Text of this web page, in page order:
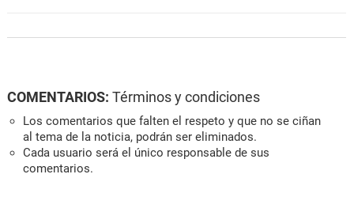
COMENTARIOS: Términos y condiciones
Los comentarios que falten el respeto y que no se ciñan
al tema de la noticia, podrán ser eliminados.
Cada usuario será el único responsable de sus
comentarios.